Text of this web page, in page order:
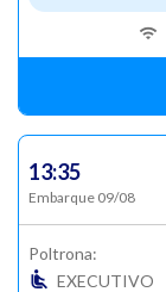
13:35
Embarque 09/08
Poltrona:
EXECUTIVO